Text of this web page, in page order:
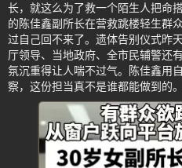
长，就这么为了救一个陌生人把命
的陈佳鑫副所长在营救跳楼轻生群
过自己回不来了。遗体告别仪式昨
厅领导、当地政府、全市民辅警还
氛沉重得让人喘不过气。陈佳鑫用
察，这份担当真不是谁都能做到的。